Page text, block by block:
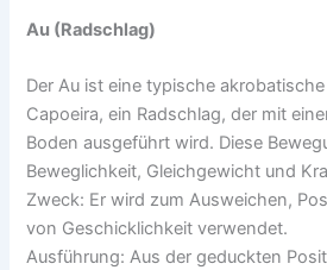
Au (Radschlag)
Der Au ist eine typische
Capoeira, ein Radschlag, der mit
Boden ausgeführt wird. Diese
Beweglichkeit, Gleichgewicht und
Zweck: Er wird zum Ausweichen,
von Geschicklichkeit verwendet.
Ausführung: Aus der geduckten